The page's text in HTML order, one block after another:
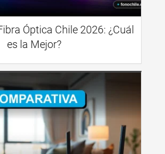
Óptica Chile 2026: ¿Cuál
es la Mejor?